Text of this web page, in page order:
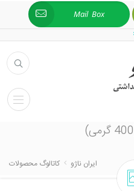
Mail Box
ایران ناژو کاتالوگ محصولات